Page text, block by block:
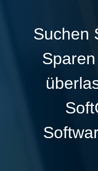
Suchen